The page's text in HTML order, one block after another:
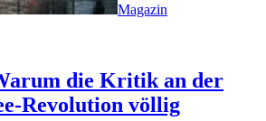
Magazin
die Kritik an der
Revolution völlig